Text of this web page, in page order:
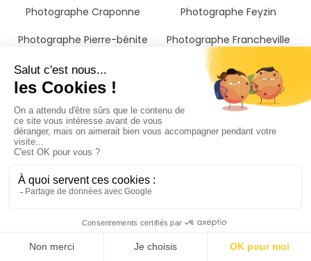
Photographe Craponne
Photographe Feyzin
Photographe Pierre-bénite
Photographe Francheville
Photographe Oullins
Photographe Sainte-foy-lès-
lyon
Photographe Montbrison
Photographe Corbas
Photographe Vénissieux
Photographe Saint-fons